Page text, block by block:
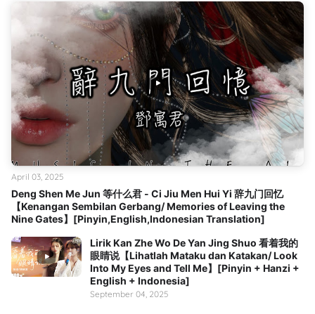
Deng Shen Me Jun 等什么君 - Ci Jiu Men Hui Yi 辞九门回忆
【Kenangan Sembilan Gerbang/ Memories of Leaving the
Nine Gates】[Pinyin,English,Indonesian Translation]
April 03, 2025
Lirik Kan Zhe Wo De Yan Jing Shuo 看着我的
眼睛说【Lihatlah Mataku dan Katakan/ Look
Into My Eyes and Tell Me】[Pinyin + Hanzi +
English + Indonesia]
September 04, 2025